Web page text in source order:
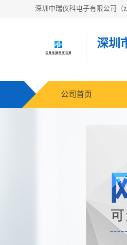
深圳
公司首页